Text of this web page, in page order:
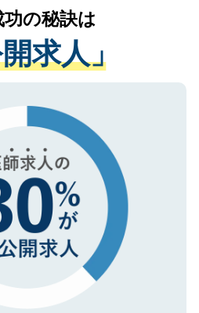
り扱いについての厳密な
た事業者のみに付与され
マークを取得済みです。
してもご安心ください。
の医療機関の状況や紹介
ら、適切なアドバイスを
す。すぐにご転職をされ
的なサポートが可能です
録ください。
功の秘訣は
求人」